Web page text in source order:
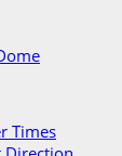
Times